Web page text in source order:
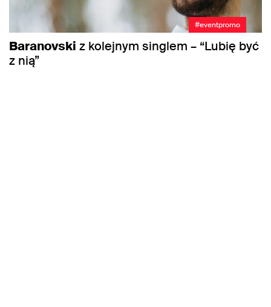
#eventpromo
Baranovski z kolejnym singlem – “Lubię być
z nią”